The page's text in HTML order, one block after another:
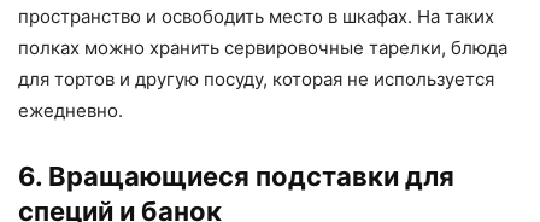
пространство и освободить место в шкафах. На таких
полках можно хранить сервировочные тарелки, блюда
для тортов и другую посуду, которая не используется
ежедневно.
6. Вращающиеся подставки для
специй и банок